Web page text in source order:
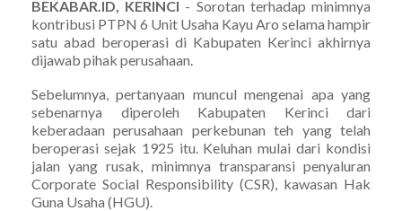
BEKABAR.ID, KERINCI - Sorotan terhadap minimnya
kontribusi PTPN 6 Unit Usaha Kayu Aro selama hampir
satu abad beroperasi di Kabupaten Kerinci akhirnya
dijawab pihak perusahaan.
Sebelumnya, pertanyaan muncul mengenai apa yang
sebenarnya diperoleh Kabupaten Kerinci dari
keberadaan perusahaan perkebunan teh yang telah
beroperasi sejak 1925 itu. Keluhan mulai dari kondisi
jalan yang rusak, minimnya transparansi penyaluran
Corporate Social Responsibility (CSR), kawasan Hak
Guna Usaha (HGU).